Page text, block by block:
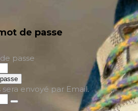
de passe
passe
envoyé par Email.